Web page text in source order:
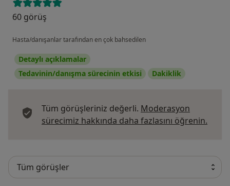
60 görüş
Hasta/danışanlar tarafından en çok bahsedilen
Detaylı açıklamalar
Tedavinin/danışma sürecinin etkisi
Dakiklik
Tüm görüşleriniz değerli. Moderasyon
sürecimiz hakkında daha fazlasını öğrenin.